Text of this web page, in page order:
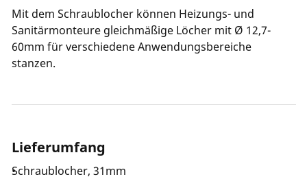
Mit dem Schraublocher können Heizungs- und
Sanitärmonteure gleichmäßige Löcher mit Ø 12,7-
60mm für verschiedene Anwendungsbereiche
stanzen.
Lieferumfang
Schraublocher, 31mm